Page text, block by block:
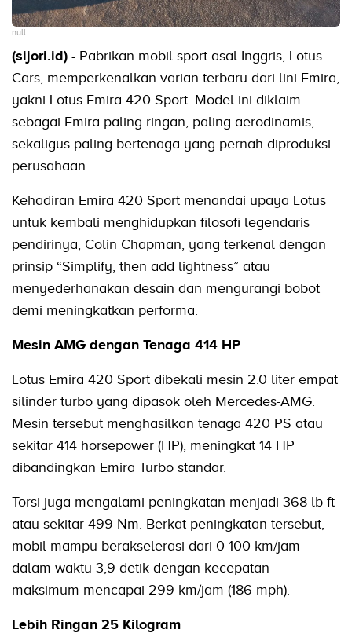
null
(sijori.id) - Pabrikan mobil sport asal Inggris, Lotus
Cars, memperkenalkan varian terbaru dari lini Emira,
yakni Lotus Emira 420 Sport. Model ini diklaim
sebagai Emira paling ringan, paling aerodinamis,
sekaligus paling bertenaga yang pernah diproduksi
perusahaan.
Kehadiran Emira 420 Sport menandai upaya Lotus
untuk kembali menghidupkan filosofi legendaris
pendirinya, Colin Chapman, yang terkenal dengan
prinsip “Simplify, then add lightness” atau
menyederhanakan desain dan mengurangi bobot
demi meningkatkan performa.
Mesin AMG dengan Tenaga 414 HP
Lotus Emira 420 Sport dibekali mesin 2.0 liter empat
silinder turbo yang dipasok oleh Mercedes-AMG.
Mesin tersebut menghasilkan tenaga 420 PS atau
sekitar 414 horsepower (HP), meningkat 14 HP
dibandingkan Emira Turbo standar.
Torsi juga mengalami peningkatan menjadi 368 lb-ft
atau sekitar 499 Nm. Berkat peningkatan tersebut,
mobil mampu berakselerasi dari 0-100 km/jam
dalam waktu 3,9 detik dengan kecepatan
maksimum mencapai 299 km/jam (186 mph).
Lebih Ringan 25 Kilogram